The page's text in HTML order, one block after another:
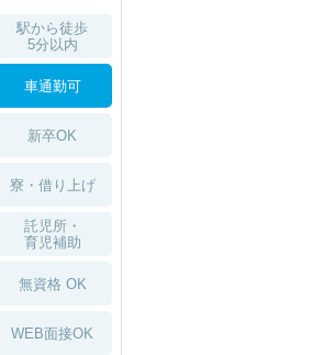
駅から徒歩
5分以内
車通勤可
新卒OK
寮・借り上げ
託児所・
育児補助
無資格 OK
WEB面接OK